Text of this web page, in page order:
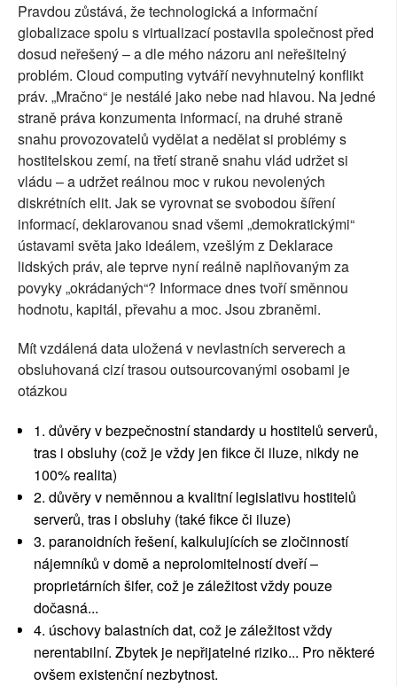
Pravdou zůstává, že technologická a informační
globalizace spolu s virtualizací postavila společnost před
dosud neřešený – a dle mého názoru ani neřešitelný
problém. Cloud computing vytváří nevyhnutelný konflikt
práv. „Mračno“ je nestálé jako nebe nad hlavou. Na jedné
straně práva konzumenta informací, na druhé straně
snahu provozovatelů vydělat a nedělat si problémy s
hostitelskou zemí, na třetí straně snahu vlád udržet si
vládu – a udržet reálnou moc v rukou nevolených
diskrétních elit. Jak se vyrovnat se svobodou šíření
informací, deklarovanou snad všemi „demokratickými“
ústavami světa jako ideálem, vzešlým z Deklarace
lidských práv, ale teprve nyní reálně naplňovaným za
povyky „okrádaných“? Informace dnes tvoří směnnou
hodnotu, kapitál, převahu a moc. Jsou zbraněmi.
Mít vzdálená data uložená v nevlastních serverech a
obsluhovaná cizí trasou outsourcovanými osobami je
otázkou
1. důvěry v bezpečnostní standardy u hostitelů serverů,
tras i obsluhy (což je vždy jen fikce či iluze, nikdy ne
100% realita)
2. důvěry v neměnnou a kvalitní legislativu hostitelů
serverů, tras i obsluhy (také fikce či iluze)
3. paranoidních řešení, kalkulujících se zločinností
nájemníků v domě a neprolomitelností dveří –
proprietárních šifer, což je záležitost vždy pouze
dočasná...
4. úschovy balastních dat, což je záležitost vždy
nerentabilní. Zbytek je nepřijatelné riziko... Pro některé
ovšem existenční nezbytnost.